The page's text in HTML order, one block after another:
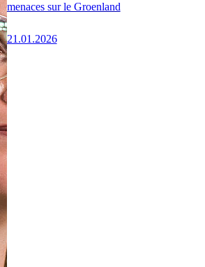
menaces sur le Groenland
21.01.2026